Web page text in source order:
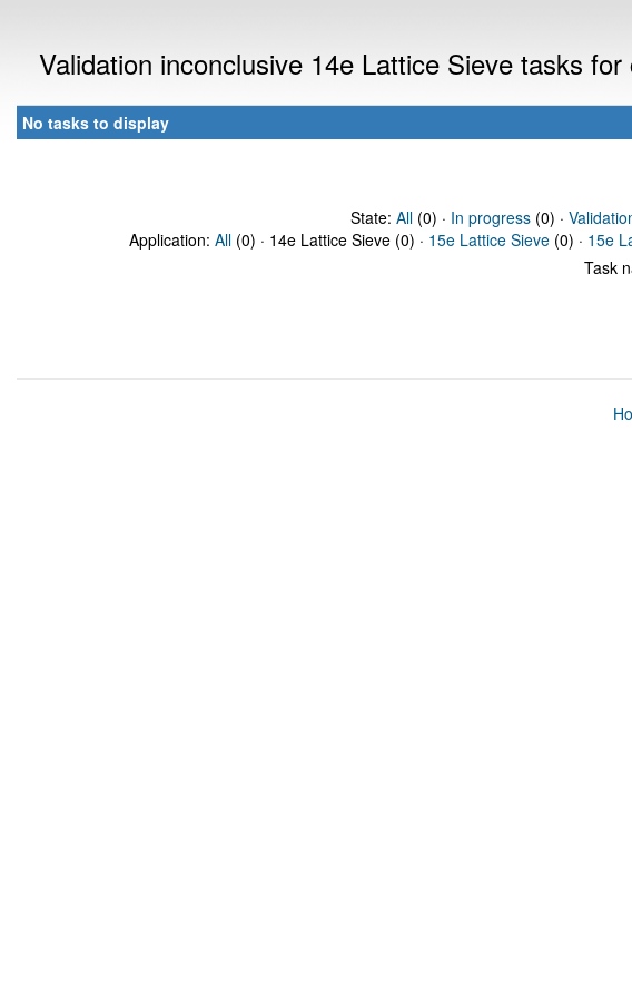
Validation inconclusive 14e Lattice Sieve tasks
No tasks to display
State: All(0) · In progress(0) ·
Application: All (0) · 14e Lattice Sieve (0) · 15e Lattice Sieve (0) · 15e
Task